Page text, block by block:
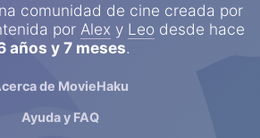
comunidad de cine creada por
por Alex y Leo desde hace
años y 7 meses.
de MovieHaku
Ayuda y FAQ